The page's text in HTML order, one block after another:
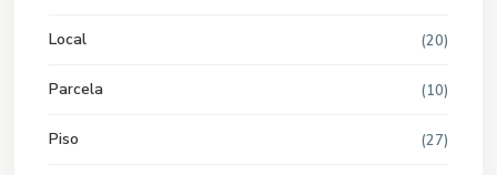
Local (20)
Parcela (10)
Piso (27)